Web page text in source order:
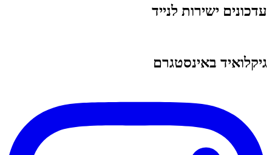
עדכונים ישירות לנייד
גיקלואיד באינסטגרם